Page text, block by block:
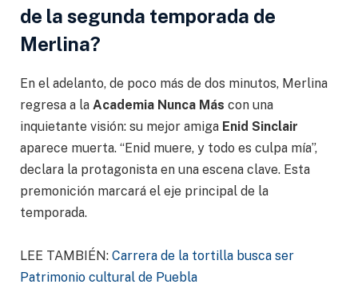
de la segunda temporada de
Merlina?
En el adelanto, de poco más de dos minutos, Merlina
regresa a la Academia Nunca Más con una
inquietante visión: su mejor amiga Enid Sinclair
aparece muerta. “Enid muere, y todo es culpa mía”,
declara la protagonista en una escena clave. Esta
premonición marcará el eje principal de la
temporada.
LEE TAMBIÉN: Carrera de la tortilla busca ser
Patrimonio cultural de Puebla